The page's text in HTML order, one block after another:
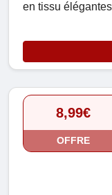
en tissu
8,99€
OFFRE